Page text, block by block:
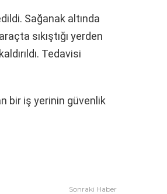
Sağanak altında
sıkıştığı yerden
Tedavisi
bir iş yerinin güvenlik
Sonraki Haber